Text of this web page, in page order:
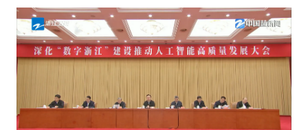
司法
智能辅办 | 要素提取 | 自动立案 | 流程智动
人才数字化
人才培养 | 智能教具 | 智能实训 | 课程共创
智能票据 | 自动报税 | 自动存单 | 智能审计